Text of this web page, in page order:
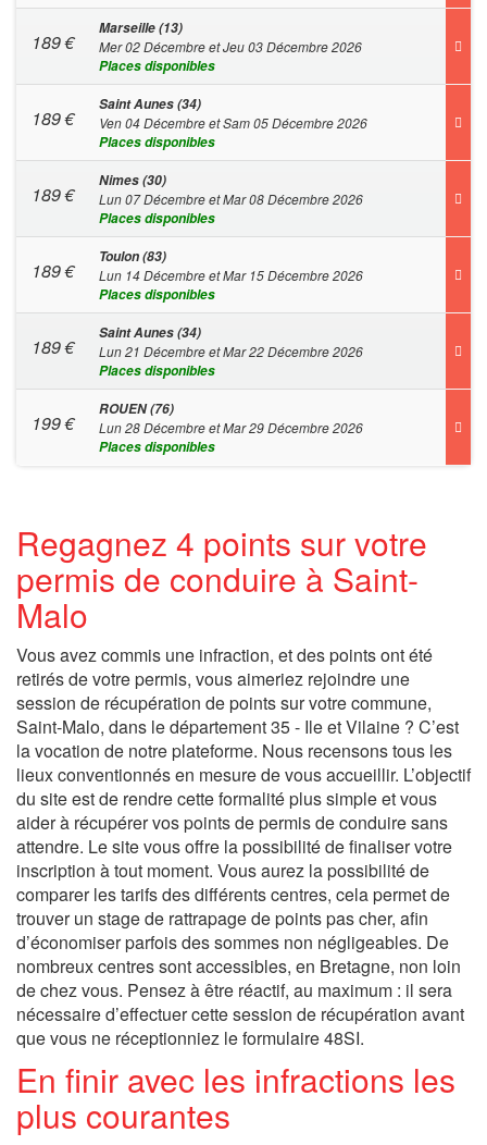
189€
Marseille (13)
Mer 02 Décembre et Jeu 03 Décembre 2026
Places disponibles
189€
Saint Aunes (34)
Ven 04 Décembre et Sam 05 Décembre 2026
Places disponibles
189€
Nimes (30)
Lun 07 Décembre et Mar 08 Décembre 2026
Places disponibles
189€
Toulon (83)
Lun 14 Décembre et Mar 15 Décembre 2026
Places disponibles
189€
Saint Aunes (34)
Lun 21 Décembre et Mar 22 Décembre 2026
Places disponibles
199€
ROUEN (76)
Lun 28 Décembre et Mar 29 Décembre 2026
Places disponibles
Regagnez 4 points sur votre
permis de conduire à Saint-
Malo
Vous avez commis une infraction, et des points ont été
retirés de votre permis, vous aimeriez rejoindre une
session de récupération de points sur votre commune,
Saint-Malo, dans le département 35 - Ile et Vilaine ? C’est
la vocation de notre plateforme. Nous recensons tous les
lieux conventionnés en mesure de vous accueillir. L’objectif
du site est de rendre cette formalité plus simple et vous
aider à récupérer vos points de permis de conduire sans
attendre. Le site vous offre la possibilité de finaliser votre
inscription à tout moment. Vous aurez la possibilité de
comparer les tarifs des différents centres, cela permet de
trouver un stage de rattrapage de points pas cher, afin
d’économiser parfois des sommes non négligeables. De
nombreux centres sont accessibles, en Bretagne, non loin
de chez vous. Pensez à être réactif, au maximum : il sera
nécessaire d’effectuer cette session de récupération avant
que vous ne réceptionniez le formulaire 48SI.
En finir avec les infractions les
plus courantes